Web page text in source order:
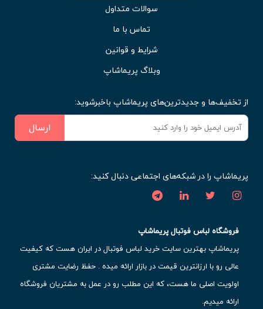
سوالات متداول
تماس با ما
شرایط و قوانین
وبلاگ پریماشاپ
از تخفیف‌ها و جدیدترین‌های پریماشاپ باخبرشوید:
ارسال
پریماشاپ را در شبکه‌های اجتماعی دنبال کنید:
فروشگاه لباس فوتبال پریماشاپ
پریماشاپ بهترین سایت خرید لباس فوتبال در ایران هست که کیفیت
عالی رو با ارزانترین قیمت در بازار ارائه میده . حفظ رضایت مشتری
اولویت اصلی ما هست، که این مطلب رو در عمل به مشتریان فروشگاه
ارائه میدیم.